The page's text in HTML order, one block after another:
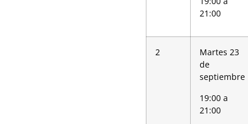
21:00
2
Martes 23
de
septiembre
19:00 a
21:00